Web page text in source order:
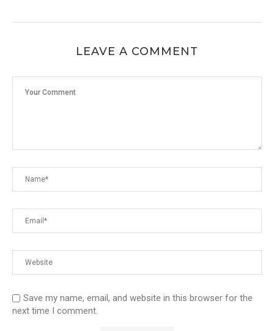
LEAVE A COMMENT
Save my name, email, and website in this browser for the
next time I comment.